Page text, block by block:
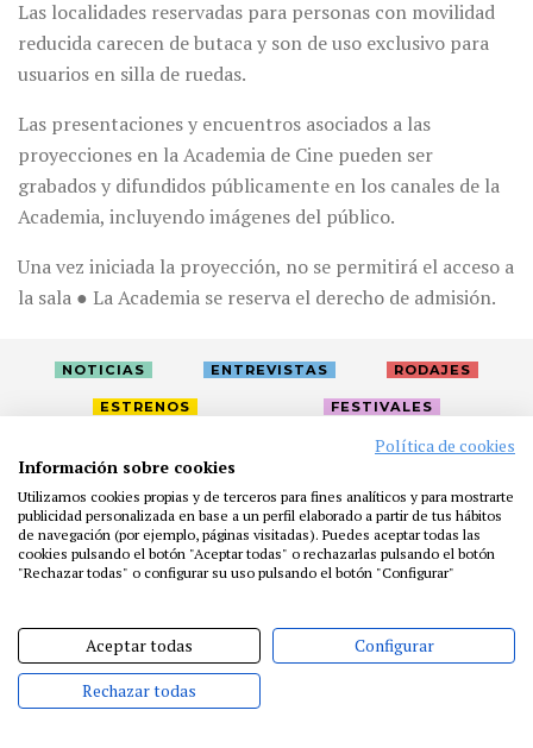
Las localidades reservadas para personas con movilidad
reducida carecen de butaca y son de uso exclusivo para
usuarios en silla de ruedas.
Las presentaciones y encuentros asociados a las
proyecciones en la Academia de Cine pueden ser
grabados y difundidos públicamente en los canales de la
Academia, incluyendo imágenes del público.
Una vez iniciada la proyección, no se permitirá el acceso a
la sala ● La Academia se reserva el derecho de admisión.
NOTICIAS ENTREVISTAS RODAJES
ESTRENOS FESTIVALES
PRENSA
FUNDACIÓN RESIDENCIAS
AYUDAS
BIBLIOTECA
PUBLICACIONES
CONTACTO
Política de cookies
Información sobre cookies
Utilizamos cookies propias y de terceros para fines analíticos y para mostrarte
publicidad personalizada en base a un perfil elaborado a partir de tus hábitos
de navegación (por ejemplo, páginas visitadas). Puedes aceptar todas las
cookies pulsando el botón "Aceptar todas" o rechazarlas pulsando el botón
"Rechazar todas" o configurar su uso pulsando el botón "Configurar"
Aceptar todas Configurar
Rechazar todas